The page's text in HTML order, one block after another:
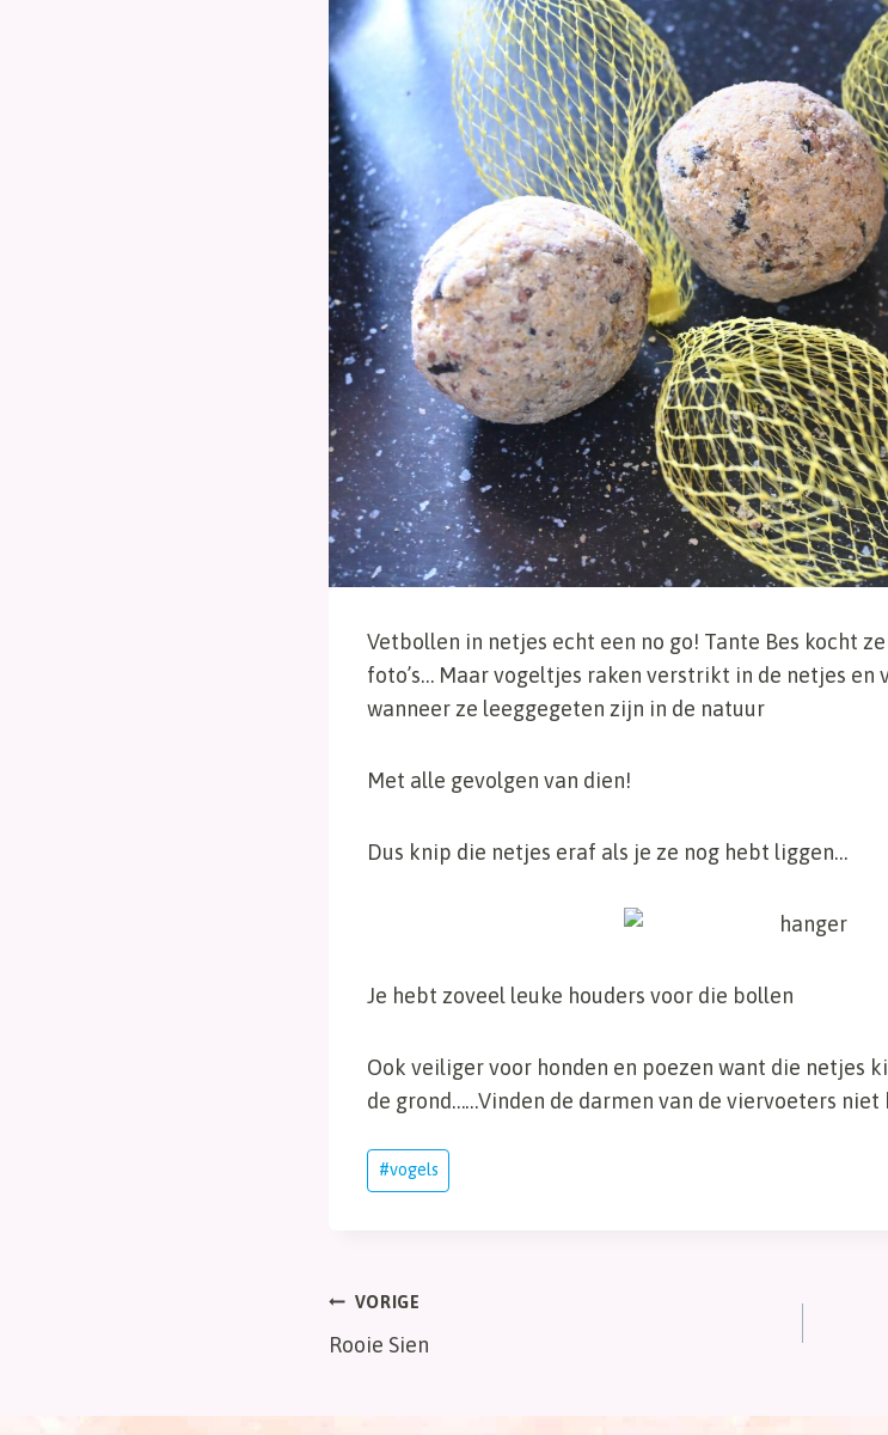
Vetbollen in netjes echt een no go! Tante Bes kocht
foto’s… Maar vogeltjes raken verstrikt in de netjes en
wanneer ze leeggegeten zijn in de natuur
Met alle gevolgen van dien!
Dus knip die netjes eraf als je ze nog hebt liggen…
Je hebt zoveel leuke houders voor die bollen
Ook veiliger voor honden en poezen want die netjes
de grond……Vinden de darmen van de viervoeters niet
Bericht
tags:
#vogels
Bericht
VORIGE
Rooie Sien